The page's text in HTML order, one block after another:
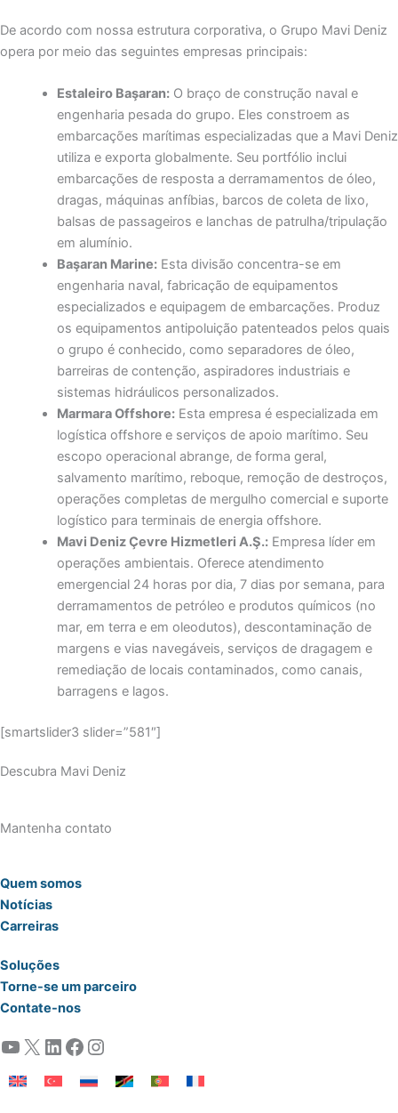
De acordo com nossa estrutura corporativa, o Grupo Mavi Deniz
opera por meio das seguintes empresas principais:
Estaleiro Başaran:O braço de construção naval e
engenharia pesada do grupo. Eles constroem as
embarcações marítimas especializadas que a Mavi Deniz
utiliza e exporta globalmente. Seu portfólio inclui
embarcações de resposta a derramamentos de óleo,
dragas, máquinas anfíbias, barcos de coleta de lixo,
balsas de passageiros e lanchas de patrulha/tripulação
em alumínio.
Başaran Marine:Esta divisão concentra-se em
engenharia naval, fabricação de equipamentos
especializados e equipagem de embarcações. Produz
os equipamentos antipoluição patenteados pelos quais
o grupo é conhecido, como separadores de óleo,
barreiras de contenção, aspiradores industriais e
sistemas hidráulicos personalizados.
Marmara Offshore:Esta empresa é especializada em
logística offshore e serviços de apoio marítimo. Seu
escopo operacional abrange, de forma geral,
salvamento marítimo, reboque, remoção de destroços,
operações completas de mergulho comercial e suporte
logístico para terminais de energia offshore.
Mavi Deniz Çevre Hizmetleri A.Ş.:Empresa líder em
operações ambientais. Oferece atendimento
emergencial 24 horas por dia, 7 dias por semana, para
derramamentos de petróleo e produtos químicos (no
mar, em terra e em oleodutos), descontaminação de
margens e vias navegáveis, serviços de dragagem e
remediação de locais contaminados, como canais,
barragens e lagos.
[smartslider3 slider=”581″]
Descubra Mavi Deniz
Mantenha contato
Quem somos
Notícias
Carreiras
Soluções
Torne-se um parceiro
Contate-nos
YouTube X LinkedIn Facebook Instagram